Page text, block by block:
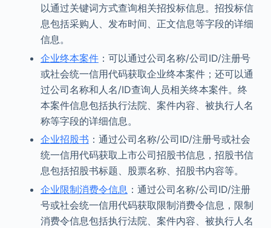
以通过关键词方式查询相关招投标信息。招投标信
息包括采购人、发布时间、正文信息等字段的详细
信息。
企业终本案件：可以通过公司名称/公司ID/注册号
或社会统一信用代码获取企业终本案件；还可以通
过公司名称和人名/ID查询人员相关终本案件。终
本案件信息包括执行法院、案件内容、被执行人名
称等字段的详细信息。
企业招股书 ：通过公司名称/公司ID/注册号或社会
统一信用代码获取上市公司招股书信息，招股书信
息包括招股书标题、股票名称、招股书内容等。
企业限制消费令信息 ：通过公司名称/公司ID/注册
号或社会统一信用代码获取限制消费令信息，限制
消费令信息包括执行法院、案件内容、被执行人名